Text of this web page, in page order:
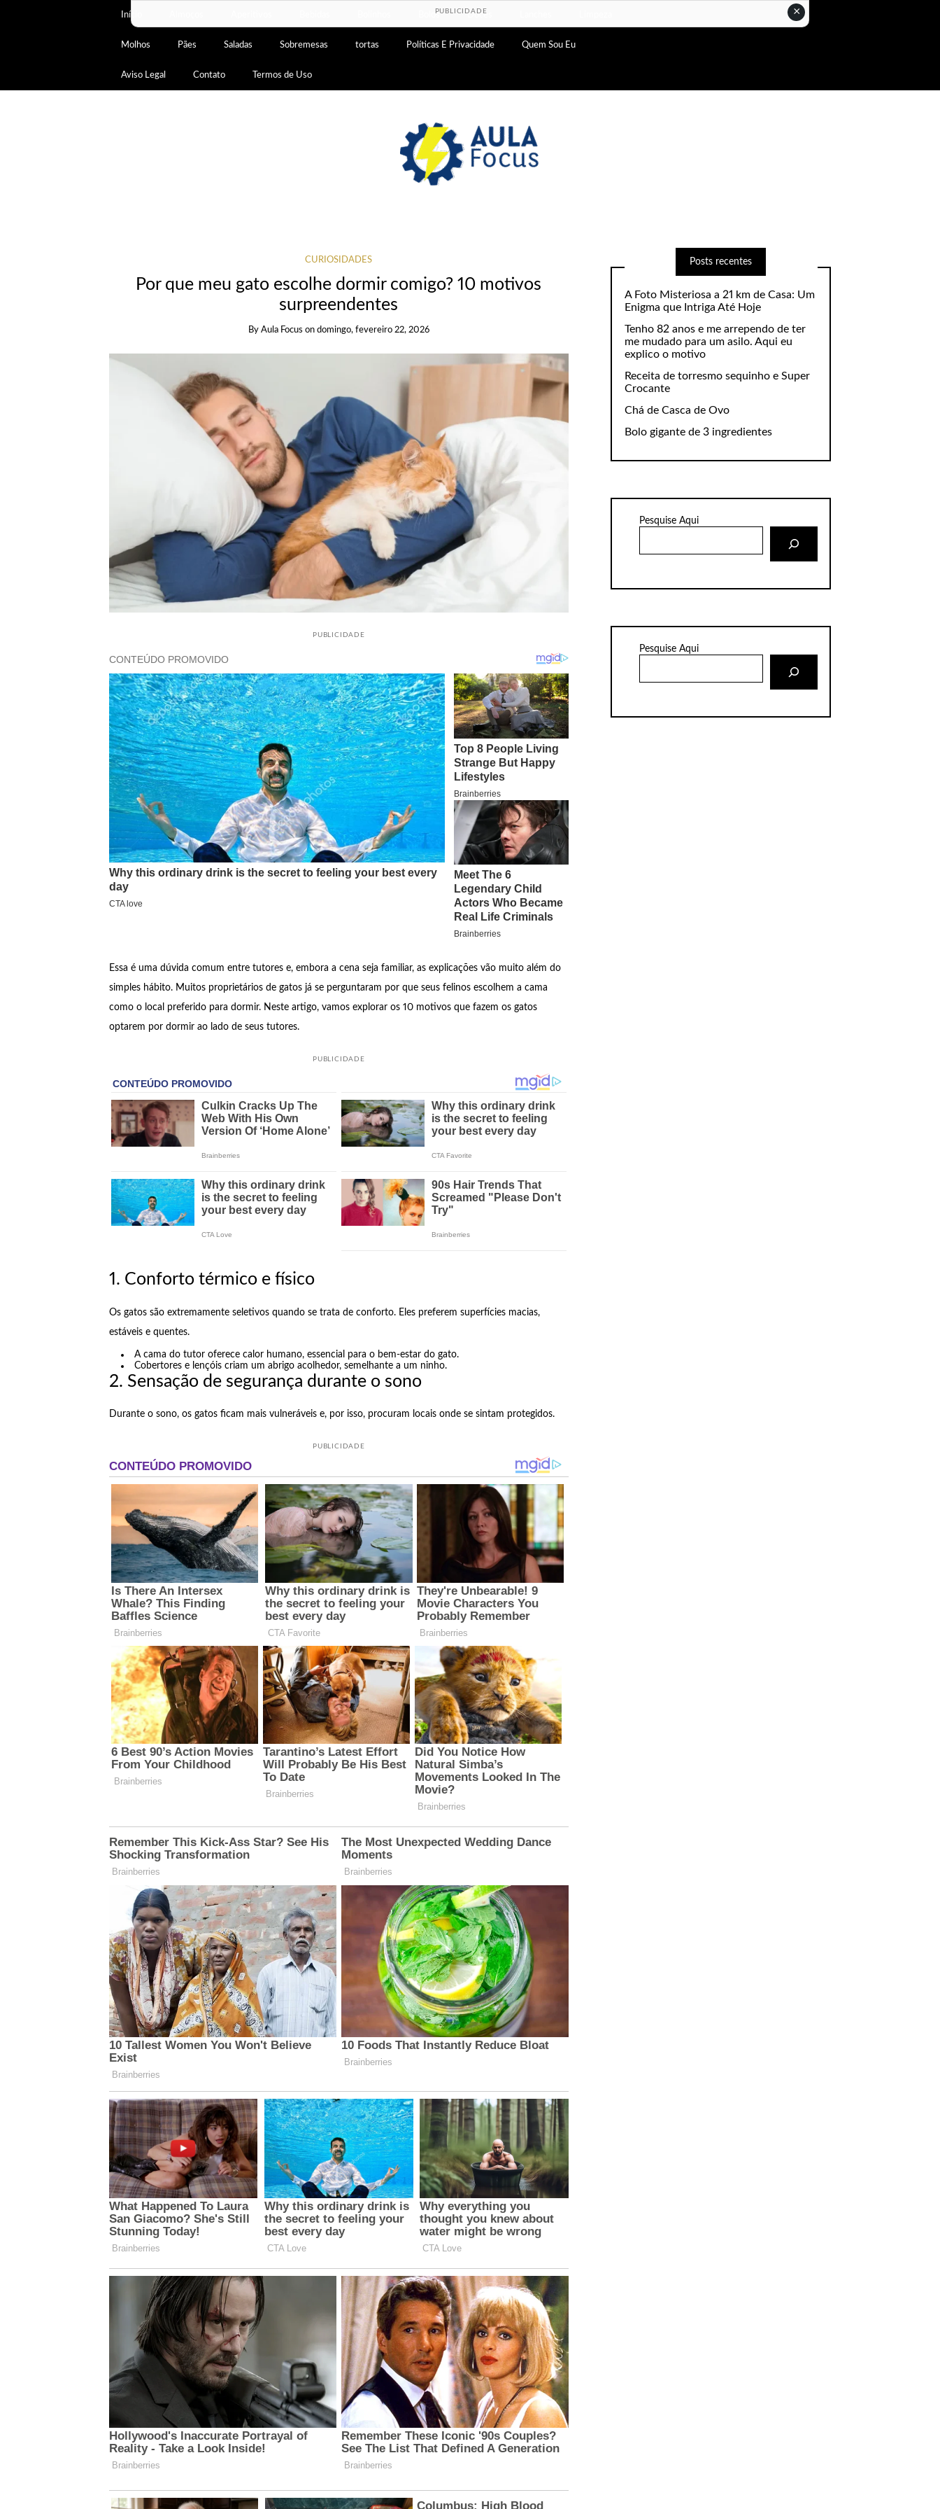
Início Bolos Doces
Molhos Pães Saladas Sobremesas tortas Políticas E Privacidade Quem Sou Eu
Aviso Legal Contato Termos de Uso
CURIOSIDADES
Por que meu gato escolhe dormir comigo? 10 motivos
surpreendentes
By Aula Focus on domingo, fevereiro 22, 2026
PUBLICIDADE
Essa é uma dúvida comum entre tutores e, embora a cena seja familiar, as explicações vão muito além do
simples hábito. Muitos proprietários de gatos já se perguntaram por que seus felinos escolhem a cama
como o local preferido para dormir. Neste artigo, vamos explorar os 10 motivos que fazem os gatos
optarem por dormir ao lado de seus tutores.
PUBLICIDADE
1. Conforto térmico e físico
Os gatos são extremamente seletivos quando se trata de conforto. Eles preferem superfícies macias,
estáveis e quentes.
A cama do tutor oferece calor humano, essencial para o bem-estar do gato.
Cobertores e lençóis criam um abrigo acolhedor, semelhante a um ninho.
2. Sensação de segurança durante o sono
Durante o sono, os gatos ficam mais vulneráveis e, por isso, procuram locais onde se sintam protegidos.
PUBLICIDADE
Posts recentes
A Foto Misteriosa a 21 km de Casa: Um
Enigma que Intriga Até Hoje
Tenho 82 anos e me arrependo de ter
me mudado para um asilo. Aqui eu
explico o motivo
Receita de torresmo sequinho e Super
Crocante
Chá de Casca de Ovo
Bolo gigante de 3 ingredientes
Pesquise Aqui
Pesquise Aqui
×
PUBLICIDADE